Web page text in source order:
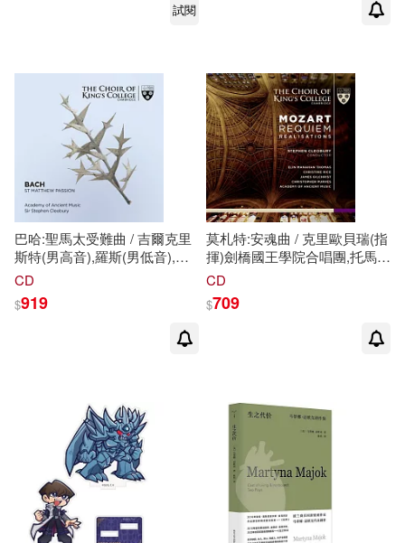
馬克．歐柏馬西克(1)
馬克．海曼醫師(1)
馬克．馬佐爾(1)
魯德亞德．吉卜林(1)
（日）內田樹，（日）石川康宏，
（日）池田香代子(1)
（法）馬克思·加羅(1)
（美）博恩·崔西(1)
試閱
Scottish Symphony Orchestra)
巴哈:聖馬太受難曲 / 吉爾克里
斯特(男高音),羅斯(男低音),貝
文(女高音),古代音樂學會,克里
唱團(Bach: St. Matthew
Gilchrist(tenor),Rose(bass),Bevan(soprano),Academy
of King’’s College Cambridge)
CD
$919
莫札特:安魂曲 / 克里歐貝瑞(指
揮)劍橋國王學院合唱團,托馬斯
(女高音),吉爾克里斯特(男高
Requiem Realisations /
Cleobury(conductor)Choir of
CD
$709